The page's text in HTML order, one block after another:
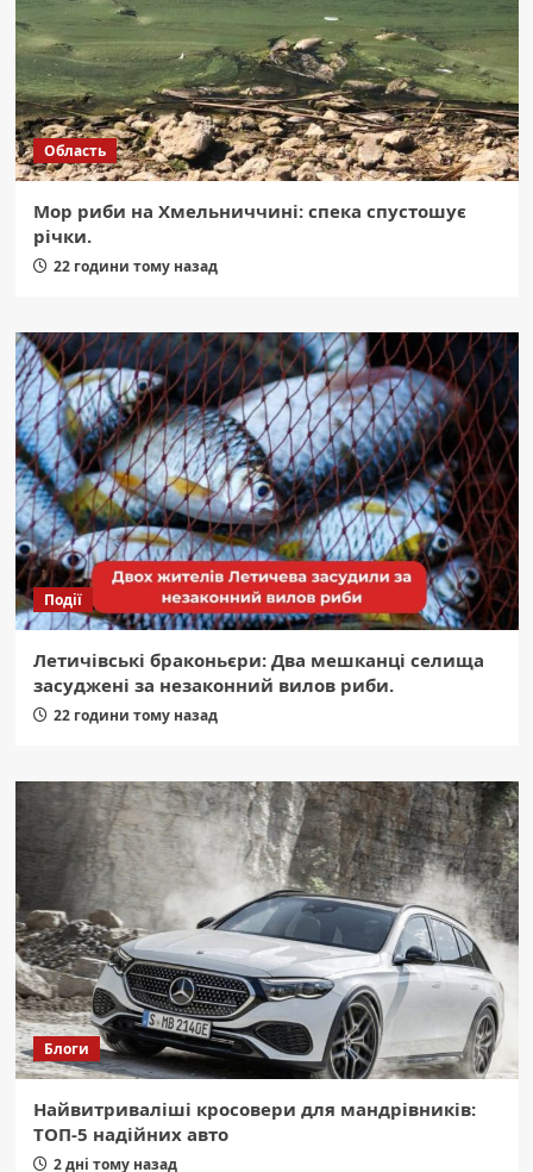
Область
Мор риби на Хмельниччині: спека спустошує
річки.
22 години тому назад
Події
Летичівські браконьєри: Два мешканці селища
засуджені за незаконний вилов риби.
22 години тому назад
Блоги
Найвитриваліші кросовери для мандрівників:
ТОП-5 надійних авто
2 дні тому назад